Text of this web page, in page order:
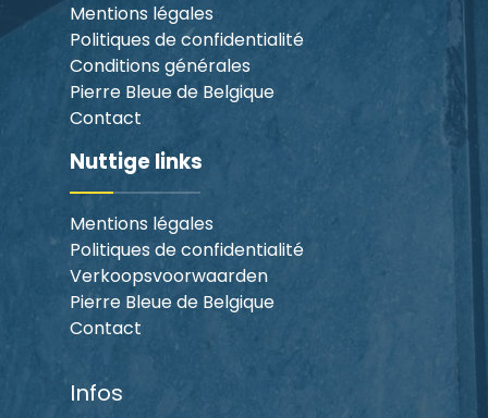
Mentions légales
Politiques de confidentialité
Conditions générales
Pierre Bleue de Belgique
Contact
Nuttige links
Mentions légales
Politiques de confidentialité
Verkoopsvoorwaarden
Pierre Bleue de Belgique
Contact
Infos